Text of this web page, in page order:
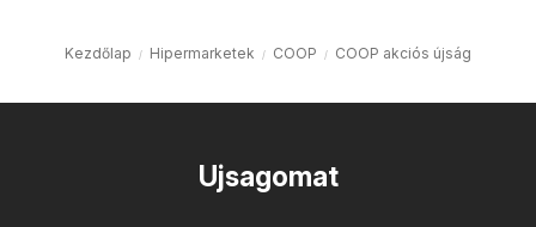
Kezdőlap Hipermarketek COOP COOP akciós újság
Ujsagomat